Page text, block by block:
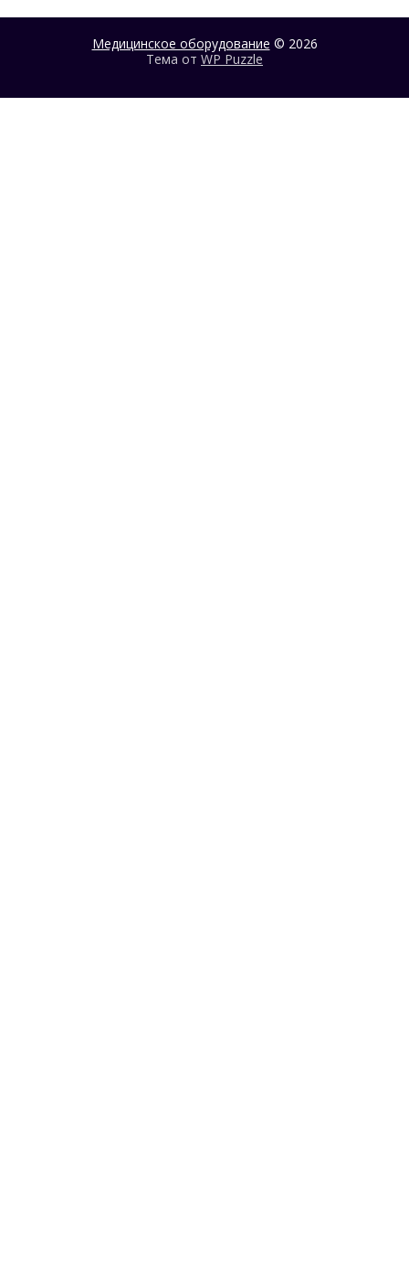
Медицинское оборудование © 2026
Тема от WP Puzzle